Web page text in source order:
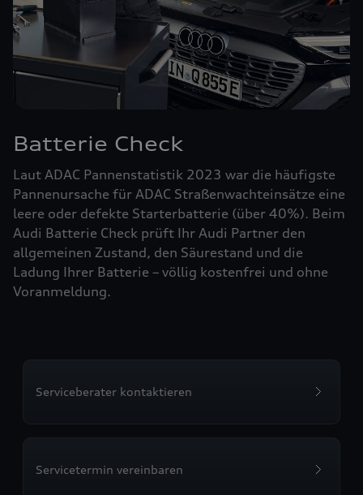
Batterie Check
Laut ADAC Pannenstatistik 2023 war die häufigste
Pannenursache für ADAC Straßenwachteinsätze eine
leere oder defekte Starterbatterie (über 40%). Beim
Audi Batterie Check prüft Ihr Audi Partner den
allgemeinen Zustand, den Säurestand und die
Ladung Ihrer Batterie – völlig kostenfrei und ohne
Voranmeldung.
Serviceberater kontaktieren
Servicetermin vereinbaren